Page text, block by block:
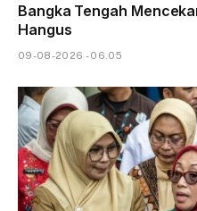
Bangka Tengah
Hangus
09-08-2026 - 06.05